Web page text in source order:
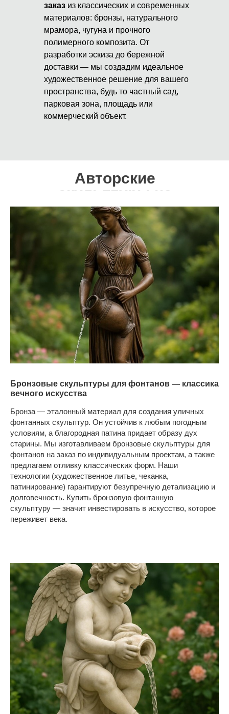
заказ из классических и современных
материалов: бронзы, натурального
мрамора, чугуна и прочного
полимерного композита. От
разработки эскиза до бережной
доставки — мы создадим идеальное
художественное решение для вашего
пространства, будь то частный сад,
парковая зона, площадь или
коммерческий объект.
Авторские
скульптуры на
заказ
Бронзовые скульптуры для фонтанов — классика
вечного искусства
Бронза — эталонный материал для создания уличных
фонтанных скульптур. Он устойчив к любым погодным
условиям, а благородная патина придает образу дух
старины. Мы изготавливаем бронзовые скульптуры для
фонтанов на заказ по индивидуальным проектам, а также
предлагаем отливку классических форм. Наши
технологии (художественное литье, чеканка,
патинирование) гарантируют безупречную детализацию и
долговечность. Купить бронзовую фонтанную
скульптуру — значит инвестировать в искусство, которое
переживет века.